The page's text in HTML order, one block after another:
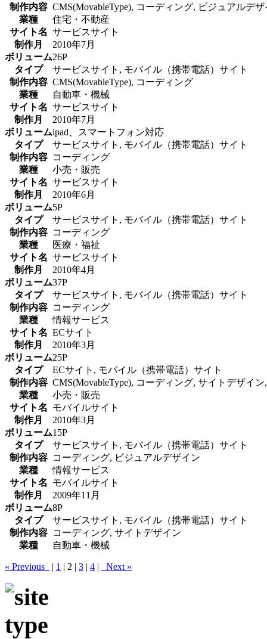
制作内容 CMS(MovableType), コーディング, ビジュアルデ
業種
住宅・不動産
サイト名 サービスサイト
制作月
2010年7月
ボリューム26P
タイプ
サービスサイト, モバイル（携帯電話）サイト
制作内容 CMS(MovableType), コーディング
業種
自動車・機械
サイト名 サービスサイト
制作月
2010年7月
ボリュームipad、スマートフォン対応
タイプ
サービスサイト, モバイル（携帯電話）サイト
制作内容 コーディング
業種
小売・販売
サイト名 サービスサイト
制作月
2010年6月
ボリューム5P
タイプ
サービスサイト, モバイル（携帯電話）サイト
制作内容 コーディング
業種
医療・福祉
サイト名 サービスサイト
制作月
2010年4月
ボリューム37P
タイプ
サービスサイト, モバイル（携帯電話）サイト
制作内容 コーディング
業種
情報サービス
サイト名 ECサイト
制作月
2010年3月
ボリューム25P
タイプ
ECサイト, モバイル（携帯電話）サイト
制作内容 CMS(MovableType), コーディング, サイトデザイ
業種
小売・販売
サイト名
モバイルサイト
制作月
2010年3月
ボリューム15P
タイプ
サービスサイト, モバイル（携帯電話）サイト
制作内容 コーディング, ビジュアルデザイン
業種
情報サービス
サイト名
モバイルサイト
制作月
2009年11月
ボリューム8P
タイプ
サービスサイト, モバイル（携帯電話）サイト
制作内容 コーディング, サイトデザイン
業種
自動車・機械
« Previous | 1 | 2 | 3 | 4 | Next »